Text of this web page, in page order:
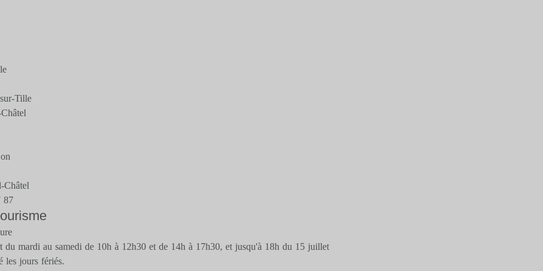
Tille
Châtel
87
du mardi au samedi de 10h à 12h30 et de 14h à 17h30, et jusqu'à 18h du 15 juillet
les jours fériés.